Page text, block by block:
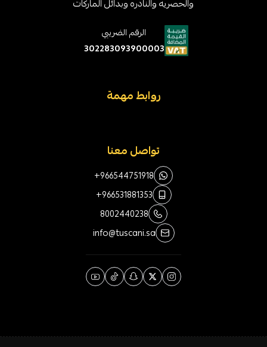
والحصريه والنادره وبدائل الماركات
الرقم الضريبي
302283093900003
روابط مهمة
تواصل معنا
+966544751918
+966531881353
8002440238
info@tuscani.sa